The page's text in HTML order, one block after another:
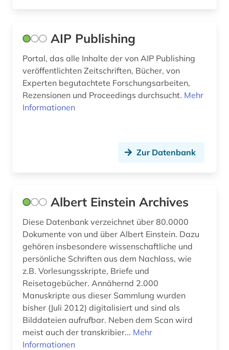
festkörperphysik (2)
fid geschichtswissenschaft (1)
formeln (1)
fotografie (1)
freie plattform (1)
fusion (1)
fusionstechnologie (1)
förderpreis für deutsche wissenschaftler im g.
w. leibniz-programm (1)
gauß, carl friedrich | mathematiker; geodät;
astronom; physiker (1)
AIP Publishing
Portal, das alle Inhalte der von AIP Publishing
veröffentlichten Zeitschriften, Bücher, von
Experten begutachtete Forschungsarbeiten,
Rezensionen und Proceedings durchsucht. Mehr
Informationen
Zur Datenbank
Albert Einstein Archives
Diese Datenbank verzeichnet über 80.0000
Dokumente von und über Albert Einstein. Dazu
gehören insbesondere wissenschaftliche und
persönliche Schriften aus dem Nachlass, wie
z.B. Vorlesungsskripte, Briefe und
Reisetagebücher. Annähernd 2.000
Manuskripte aus dieser Sammlung wurden
bisher (Juli 2012) digitalisiert und sind als
Bilddateien aufrufbar. Neben dem Scan wird
meist auch der transkribier... Mehr
Informationen